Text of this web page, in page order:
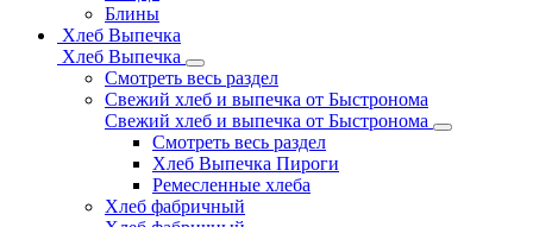
Блины
Хлеб Выпечка
Хлеб Выпечка
Смотреть весь раздел
Свежий хлеб и выпечка от Быстронома
Свежий хлеб и выпечка от Быстронома
Смотреть весь раздел
Хлеб Выпечка Пироги
Ремесленные хлеба
Хлеб фабричный